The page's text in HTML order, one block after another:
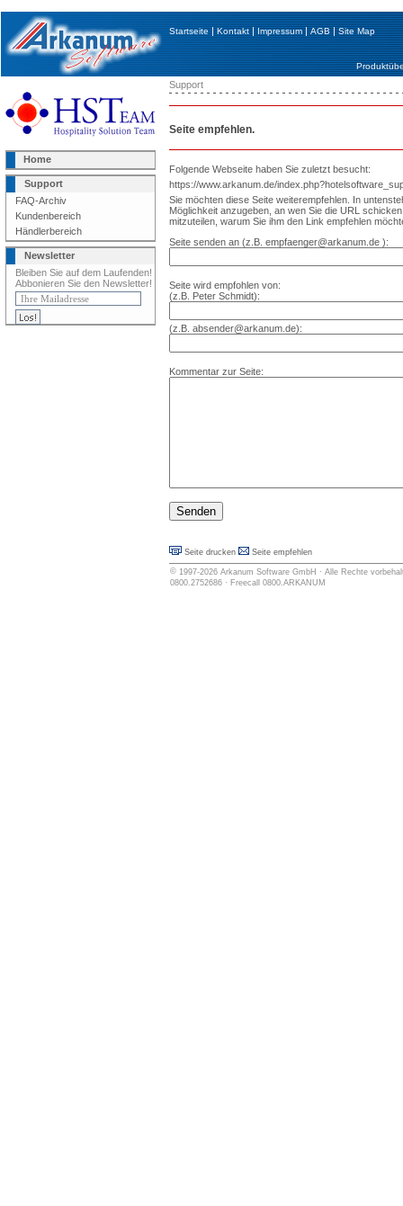
Startseite|Kontakt|Impressum|AGB|Site Map
Home
Support
FAQ-Archiv
Kundenbereich
Händlerbereich
Newsletter
Bleiben Sie auf dem Laufenden!
Abbonieren Sie den Newsletter!
Support
Seite empfehlen.
Folgende Webseite haben Sie zuletzt besucht:
https://www.arkanum.de/
Sie möchten diese Seite weiterempfehlen. In
Möglichkeit anzugeben, an wen Sie die URL
mitzuteilen, warum Sie ihm den Link empfehlen
Seite senden an (z.B. empfaenger@arkanum.de ):
Seite wird empfohlen von:
(z.B. Peter Schmidt):
(z.B. absender@arkanum.de):
Kommentar zur Seite:
Seite drucken Seite empfehlen
© 1997-2026 Arkanum Software GmbH · Alle Rechte
0800.2752686 · Freecall 0800.ARKANUM